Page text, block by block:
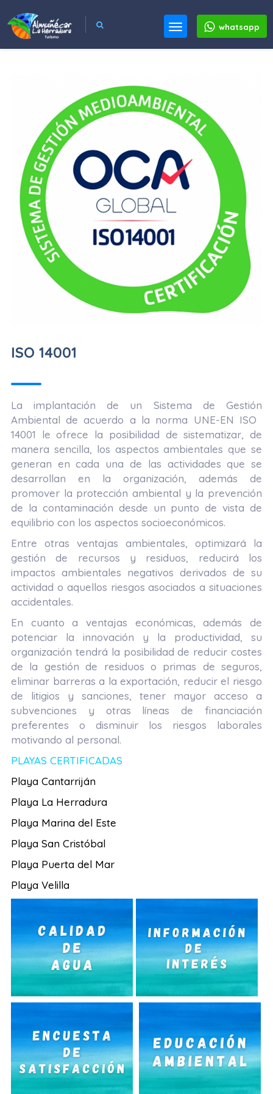
whatsapp
ISO 14001
La implantación de un Sistema de Gestión
Ambiental de acuerdo a la no​rma UNE-EN ISO ​
14001 le ofrece la posibilidad de sistematizar, de
manera sencilla, los aspectos ambientales que se
generan en cada una de las actividades que se
desarrollan en la organización, además de
promover la protección ambiental y la prevención
de la contaminación desde un punto de vista de
equilibrio con los aspectos socioeconómicos.
Entre otras ventajas ambientales , optimizará la
gestión de recursos y residuos, reducirá los
impactos ambientales negativos derivados de su
actividad o aquellos riesgos asociados a situaciones
accidentales.
En cuanto a ventajas económicas , además de
potenciar la innovación y la productividad, su
organización tendrá la posibilidad de reducir costes
de la gestión de residuos o primas de seguros,
eliminar barreras a la exportación, reducir el riesgo
de litigios y sanciones, tener mayor acceso a
subvenciones y otras líneas de financiación
preferentes o disminuir los riesgos laborales
motivando al personal.
PLAYAS CERTIFICADAS
Playa Cantarriján
Playa La Herradura
Playa Marina del Este
Playa San Cristóbal
Playa Puerta del Mar
Playa Velilla